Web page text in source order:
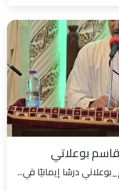
بوعلاتي
درسًا إيمانيًا قي...